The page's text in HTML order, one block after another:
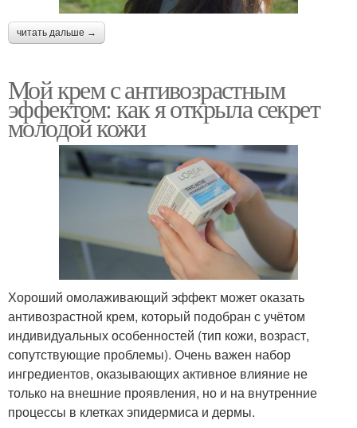
читать дальше →
Мой крем с антивозрастным
эффектом: как я открыла секрет
молодой кожи
Хороший омолаживающий эффект может оказать
антивозрастной крем, который подобран с учётом
индивидуальных особенностей (тип кожи, возраст,
сопутствующие проблемы). Очень важен набор
ингредиентов, оказывающих активное влияние не
только на внешние проявления, но и на внутренние
процессы в клетках эпидермиса и дермы.